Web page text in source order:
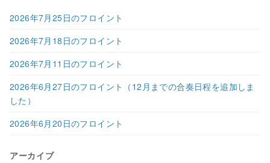
2026年7月25日のフロイント
2026年7月18日のフロイント
2026年7月11日のフロイント
2026年6月27日のフロイント（12月までの合奏日程を追加しま
した）
2026年6月20日のフロイント
アーカイブ